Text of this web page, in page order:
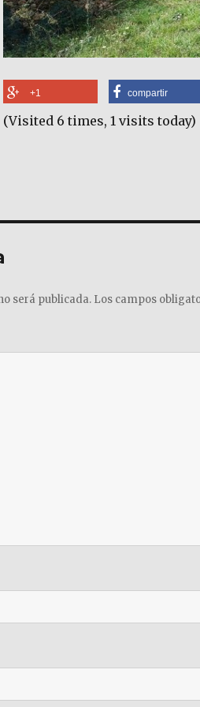
+1 compartir
(Visited 6 times, 1 visits today)
será publicada. Los campos